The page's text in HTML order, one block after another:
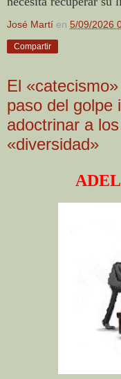
José Martí en 5/09/2026
Compartir
El
paso del golpe
adoctrinar a
«diversidad»